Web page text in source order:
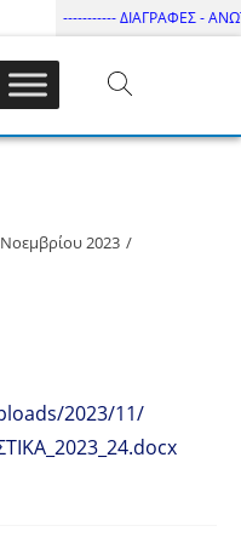
----------- ΔΙΑΓΡΑΦΕΣ -
– ΔΙ.ΠΑ.Ε
2023
2023/11/